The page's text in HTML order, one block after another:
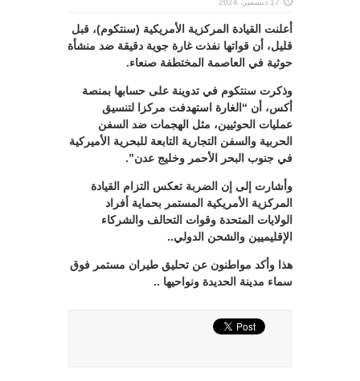
17 ديسمبر، 2024
أعلنت القيادة المركزية الأمريكية (سنتكوم)، قبل
قليل، أن قواتها نفذت غارة جوية دقيقة ضد منشأة
حوثية في العاصمة المختطفة صنعاء.
وذكرت سنتكوم في تدوينة على حسابها بمنصة
أكس، أن “الغارة استهدفت مركزا لتنسيق
عمليات الحوثيين، مثل الهجمات ضد السفن
الحربية والسفن التجارية التابعة للبحرية الأميركية
في جنوب البحر الأحمر وخليج عدن”.
وأشارت إلى إن الضربة تعكس التزام القيادة
المركزية الأمريكية المستمر بحماية أفراد
الولايات المتحدة وقوات التحالف والشركاء
الإقليميين والشحن الدولي..
هذا وأكد مواطنون عن تحليق طيران مستمر فوق
سماء مدينة الحديدة ونواحيها ..